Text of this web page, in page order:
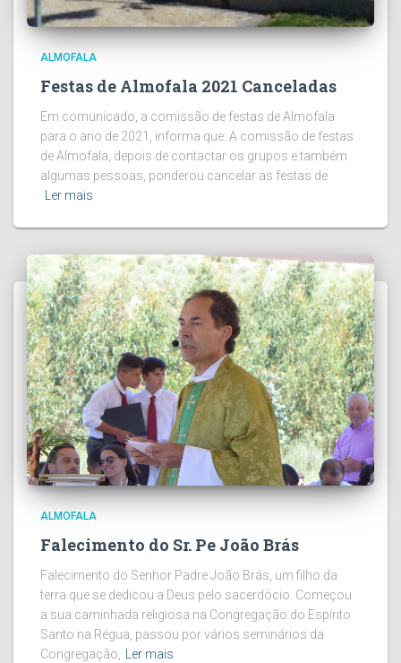
ALMOFALA
Festas de Almofala 2021 Canceladas
Em comunicado, a comissão de festas de Almofala
para o ano de 2021, informa que: A comissão de festas
de Almofala, depois de contactar os grupos e também
algumas pessoas, ponderou cancelar as festas de
Ler mais
ALMOFALA
Falecimento do Sr. Pe João Brás
Falecimento do Senhor Padre João Brás, um filho da
terra que se dedicou a Deus pelo sacerdócio. Começou
a sua caminhada religiosa na Congregação do Espírito
Santo na Régua, passou por vários seminários da
Congregação, Ler mais